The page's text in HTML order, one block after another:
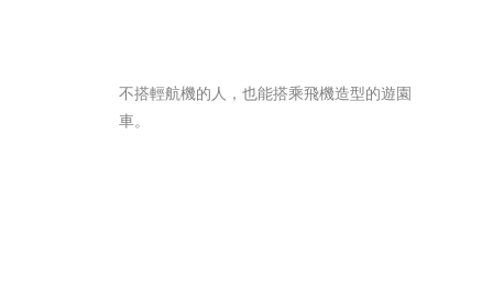
不搭輕航機的人，也能搭乘飛機造型的遊園
車。